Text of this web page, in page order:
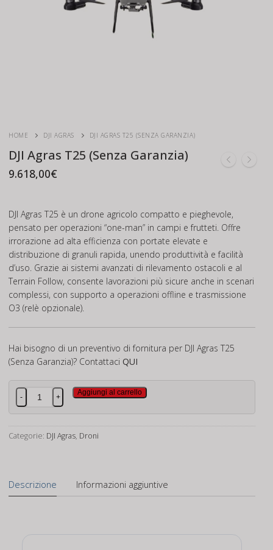
HOME DJI AGRAS DJI AGRAS T25 (SENZA GARANZIA)
DJI Agras T25 (Senza Garanzia)
9.618,00€
DJI Agras T25 è un drone agricolo compatto e pieghevole,
pensato per operazioni “one-man” in campi e frutteti. Offre
irrorazione ad alta efficienza con portate elevate e
distribuzione di granuli rapida, unendo produttività e facilità
d’uso. Grazie ai sistemi avanzati di rilevamento ostacoli e al
Terrain Follow, consente lavorazioni più sicure anche in scenari
complessi, con supporto a operazioni offline e trasmissione
O3 (relè opzionale).
Hai bisogno di un preventivo di fornitura per DJI Agras T25
(Senza Garanzia)? Contattaci QUI
DJI
Agras
(Senza
- +
Aggiungi al carrello
Categorie: DJI Agras, Droni
Descrizione Informazioni aggiuntive